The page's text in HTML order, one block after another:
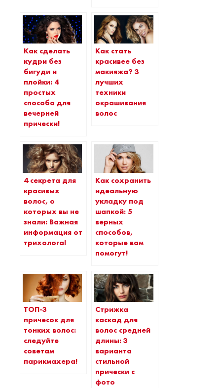
Как сделать
кудри без
бигуди и
плойки: 4
простых
способа для
вечерней
прически!
Как стать
красивее без
макияжа? 3
лучших
техники
окрашивания
волос
4 секрета для
красивых
волос, о
которых вы не
знали: Важная
информация от
трихолога!
Как сохранить
идеальную
укладку под
шапкой: 5
верных
способов,
которые вам
помогут!
ТОП-3
причесок для
тонких волос:
следуйте
советам
парикмахера!
Стрижка
каскад для
волос средней
длины: 3
варианта
стильной
прически с
фото